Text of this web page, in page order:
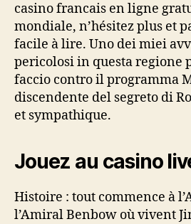
casino francais en ligne
mondiale, n’hésitez plus et
facile à lire. Uno dei miei
pericolosi in questa regione
faccio contro il programma
discendente del segreto di
et sympathique.
Jouez au casino
Histoire : tout commence à
l’Amiral Benbow où vivent